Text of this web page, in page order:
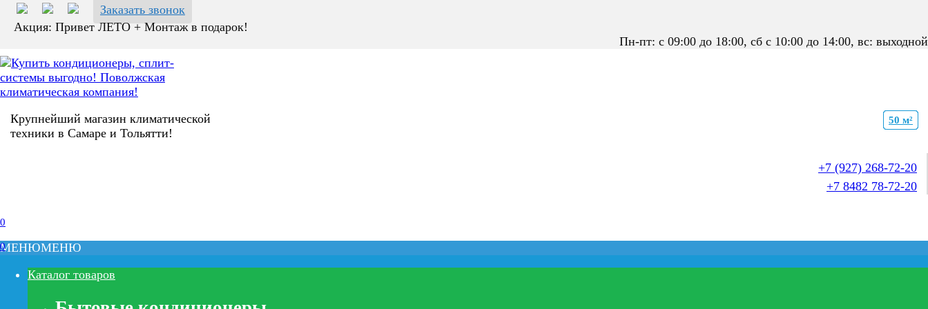
Перейти
содержанию
Заказать звонок
Акция: Привет ЛЕТО + Монтаж в подарок!
Пн-пт: с 09:00 до 18:00, сб с 10:00 до 14:00, вс: выходной
Крупнейший магазин климатической
техники в Самаре и Тольятти!
+7 (927) 268-72-20
+7 8482 78-72-20
0
0
МЕНЮМЕНЮ
Каталог товаров
27 м²
35 м²
35 м²
35 м²
27 м²
35 м²
70 м²
70 м²
70 м²
70 м²
70 м²
50 м²